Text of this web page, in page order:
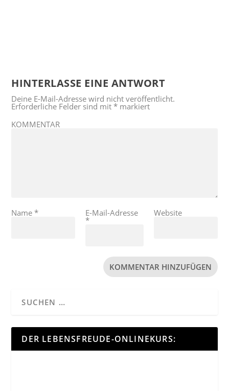
HINTERLASSE EINE ANTWORT
Deine E-Mail-Adresse wird nicht veröffentlicht.
Erforderliche Felder sind mit* markiert
KOMMENTAR
Name* E-Mail-Adresse
*
Website
DER LEBENSFREUDE-ONLINEKURS: